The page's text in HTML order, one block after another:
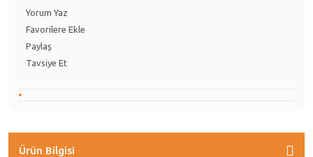
Yorum Yaz
Paylaş
Tavsiye Et
Ürün Bilgisi